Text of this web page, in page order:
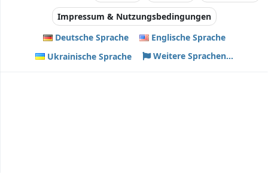
Impressum & Nutzungsbedingungen
Deutsche Sprache
Englische Sprache
Ukrainische Sprache
Weitere Sprachen...